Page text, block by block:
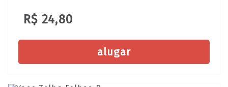
R$ 24,80
alugar